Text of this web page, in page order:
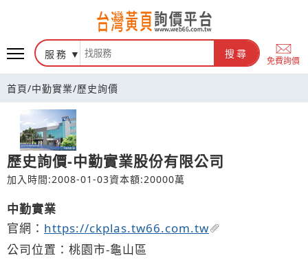
台灣黃頁詢價平台
服務 搜尋
免費詢價
首頁/中勤實業/歷史詢價
歷史詢價-中勤實業股份有限公司
加入時間:2008-01-03資本額:20000萬
中勤實業
官網： https://ckplas.tw66.com.tw
公司位置：桃園市-龜山區